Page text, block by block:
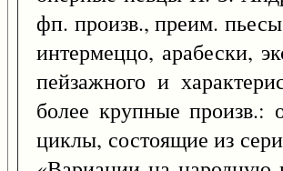
фп. произв., преим.
интермеццо, арабески,
пейзажного и
более крупные произв.:
циклы, состоящие из